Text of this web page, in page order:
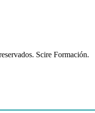
Scire Formación.